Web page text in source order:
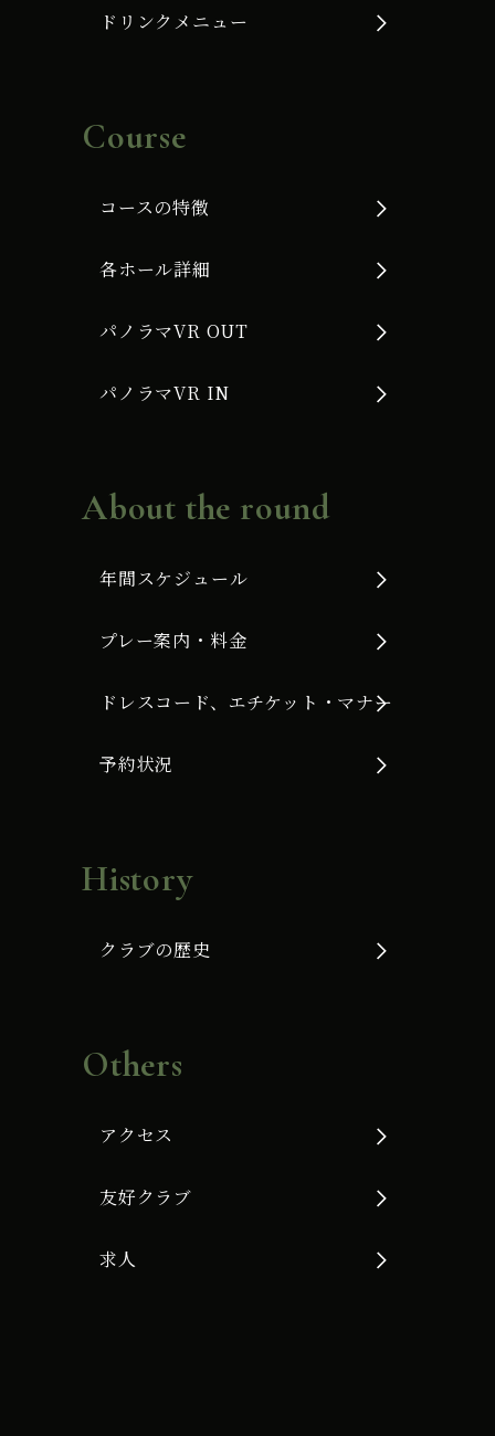
ドリンクメニュー
Course
コースの特徴
各ホール詳細
パノラマVR OUT
パノラマVR IN
About the round
年間スケジュール
プレー案内・料金
ドレスコード、エチケット・マナー
予約状況
History
クラブの歴史
Others
アクセス
友好クラブ
求人